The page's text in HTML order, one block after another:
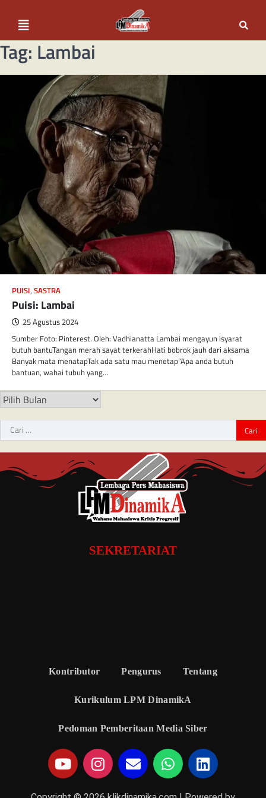
Tag: Lambai
PUISI, SASTRA
Puisi: Lambai
25 Agustus 2024
Sumber Foto: Pinterest. Oleh: Vadhianatta Lambai mengayun isyarat
butuh bantuTangan merah sayat terkerahHati bobrok jauh dari aksama
Banyak mata menatapTak ada satu mau menetap“Apa anda butuh
bantuan, wahai tubuh yang…
SEKRETARIAT
Kontributor Pengurus Tentang
Kurikulum LPM DinamikA
Pedoman Pemberitaan Media Siber